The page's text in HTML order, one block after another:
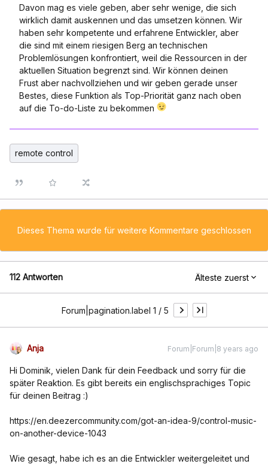
Davon mag es viele geben, aber sehr wenige, die sich
wirklich damit auskennen und das umsetzen können. Wir
haben sehr kompetente und erfahrene Entwickler, aber
die sind mit einem riesigen Berg an technischen
Problemlösungen konfrontiert, weil die Ressourcen in der
aktuellen Situation begrenzt sind. Wir können deinen
Frust aber nachvollziehen und wir geben gerade unser
Bestes, diese Funktion als Top-Priorität ganz nach oben
auf die To-do-Liste zu bekommen
remote control
Dieses Thema wurde für weitere Kommentare geschlossen
112 Antworten Älteste zuerst
Forum|pagination.label 1 / 5
Anja Forum|Forum|8 years ago
Hi Dominik, vielen Dank für dein Feedback und sorry für die
später Reaktion. Es gibt bereits ein englischsprachiges Topic
für deinen Beitrag :)
https://en.deezercommunity.com/got-an-idea-9/control-music-
on-another-device-1043
Wie gesagt, habe ich es an die Entwickler weitergeleitet und